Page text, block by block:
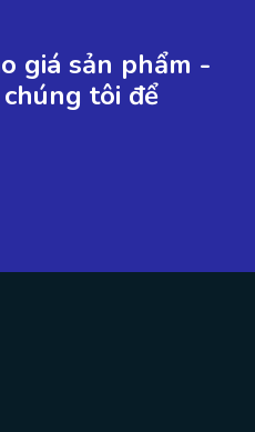
giá sản phẩm -
tôi để